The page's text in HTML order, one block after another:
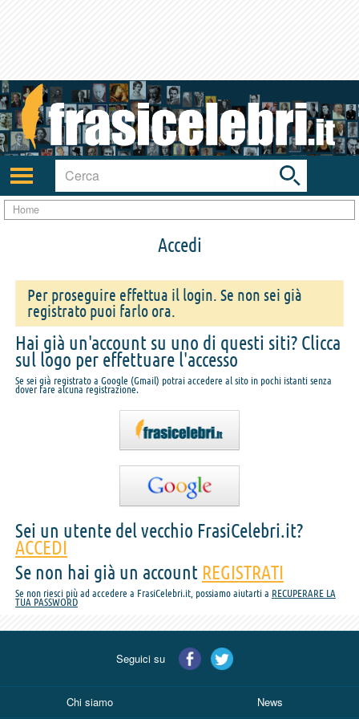
Attiva/disattiva
navigazione
Toggle
search
bar
Home
Accedi
Per proseguire effettua il login. Se non sei già
registrato puoi farlo ora.
Hai già un'account su uno di questi siti? Clicca
sul logo per effettuare l'accesso
Se sei già registrato a Google (Gmail) potrai accedere al sito in pochi istanti senza
dover fare alcuna registrazione.
Sei un utente del vecchio FrasiCelebri.it?
ACCEDI
Se non hai già un account REGISTRATI
Se non riesci più ad accedere a FrasiCelebri.it, possiamo aiutarti a RECUPERARE LA
TUA PASSWORD
Seguici su
Chi siamo News